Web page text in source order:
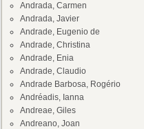
Andrada, Carmen
Andrada, Javier
Andrade, Eugenio de
Andrade, Christina
Andrade, Enia
Andrade, Claudio
Andrade Barbosa, Rogério
Andréadis, Ianna
Andreae, Giles
Andreano, Joan